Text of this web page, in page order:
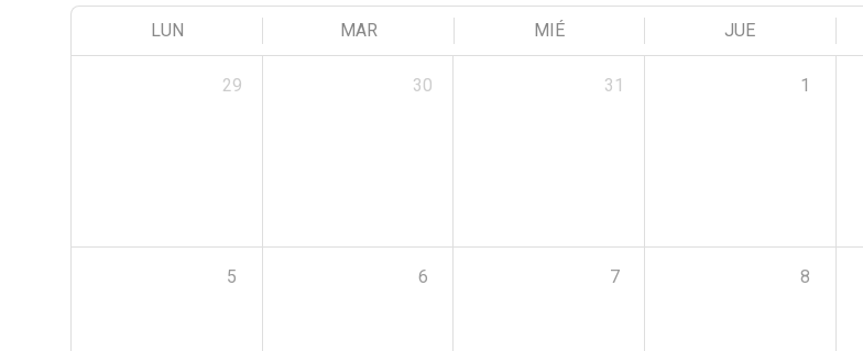
LUN MAR MIÉ JUE
29 30 31 1
5 6 7 8